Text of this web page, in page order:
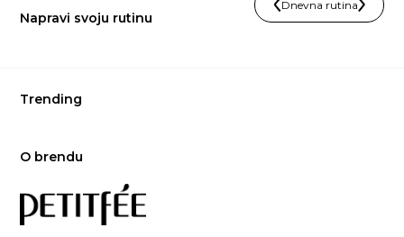
Napravi svoju rutinu
Dnevna rutina
Trending
O brendu